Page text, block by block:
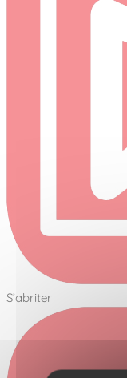
S’abriter